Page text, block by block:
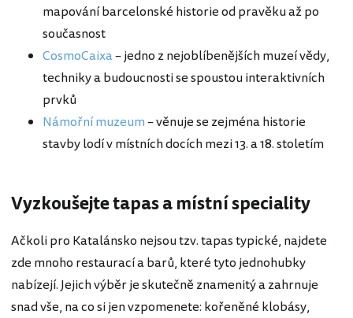
mapování barcelonské historie od pravěku až po
současnost
CosmoCaixa– jedno z nejoblíbenějších muzeí vědy,
techniky a budoucnosti se spoustou interaktivních
prvků
Námořní muzeum– věnuje se zejména historie
stavby lodí v místních docích mezi 13. a 18. stoletím
Vyzkoušejte tapas a místní speciality
Ačkoli pro Katalánsko nejsou tzv. tapas typické, najdete
zde mnoho restaurací a barů, které tyto jednohubky
nabízejí. Jejich výběr je skutečně znamenitý a zahrnuje
snad vše, na co si jen vzpomenete: kořeněné klobásy,